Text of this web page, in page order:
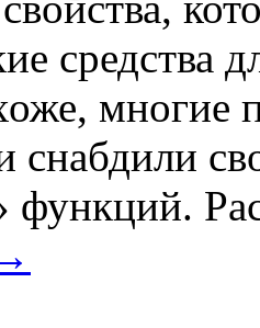
средства
многие
снабдили
функций.